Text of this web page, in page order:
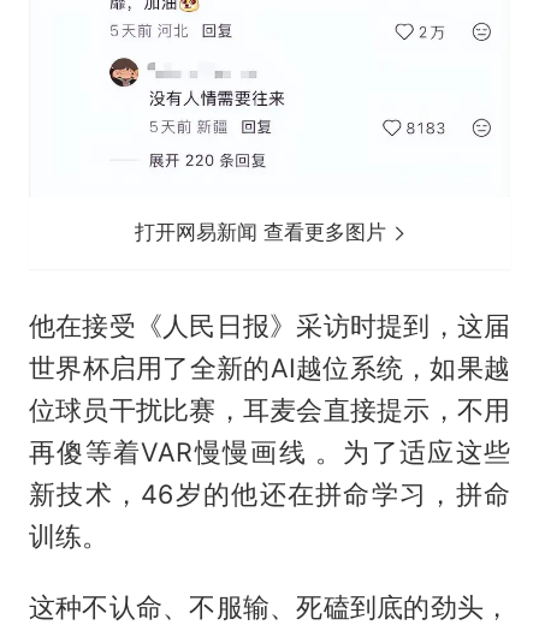
打开网易新闻 查看更多图片
他在接受《人民日报》采访时提到，这届
世界杯启用了全新的AI越位系统，如果越
位球员干扰比赛，耳麦会直接提示，不用
再傻等着VAR慢慢画线 。为了适应这些
新技术，46岁的他还在拼命学习，拼命
训练。
这种不认命、不服输、死磕到底的劲头，